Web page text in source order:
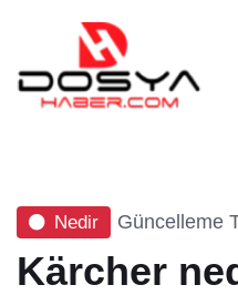
Nedir Güncelleme
Kärcher